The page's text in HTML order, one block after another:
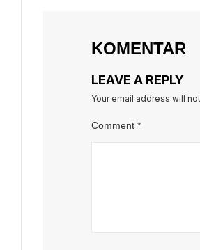
KOMENTAR
LEAVE A REPLY
Your email address will
Comment *